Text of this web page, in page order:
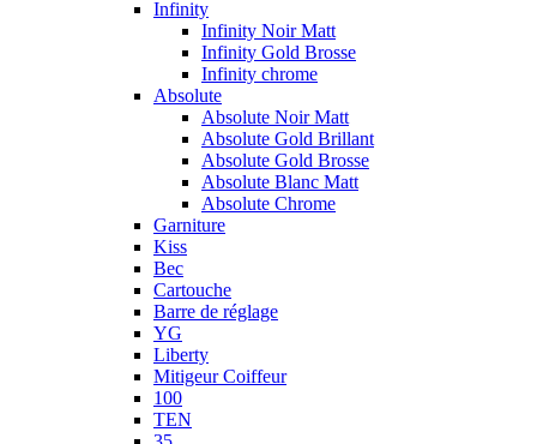
Infinity
Infinity Noir Matt
Infinity Gold Brosse
Infinity chrome
Absolute
Absolute Noir Matt
Absolute Gold Brillant
Absolute Gold Brosse
Absolute Blanc Matt
Absolute Chrome
Garniture
Kiss
Bec
Cartouche
Barre de réglage
YG
Liberty
Mitigeur Coiffeur
100
TEN